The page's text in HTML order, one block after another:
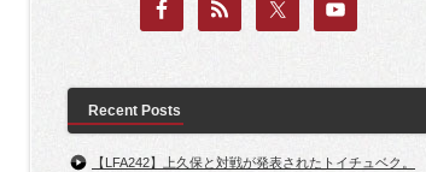
Recent Posts
【LFA242】上久保と対戦が発表されたトイチュベク。